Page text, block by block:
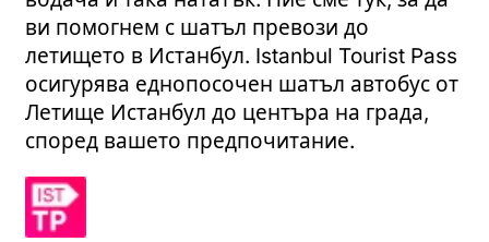
ви помогнем с шатъл превози до
летището в Истанбул. Istanbul Tourist Pass
осигурява еднопосочен шатъл автобус от
Летище Истанбул до центъра на града,
според вашето предпочитание.